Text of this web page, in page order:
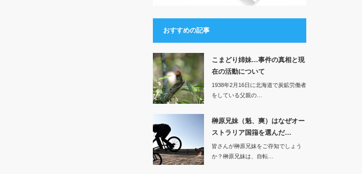
おすすめの記事
こまどり姉妹…事件の真相と現
在の活動について
1938年2月16日に北海道で炭鉱労働者
をしている父親の…
榊原兄妹（魁、爽）はなぜオー
ストラリア国簎を選んだ…
皆さんが榊原兄妹をご存知でしょう
か？榊原兄妹は、自転…